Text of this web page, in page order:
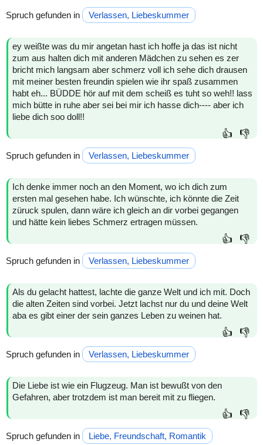
Spruch gefunden in Verlassen, Liebeskummer
ey weißte was du mir angetan hast ich hoffe ja das ist nicht
zum aus halten dich mit anderen Mädchen zu sehen es zer
bricht mich langsam aber schmerz voll ich sehe dich drausen
mit meiner besten freundin spielen wie ihr spaß zusammen
habt eh... BÜDDE hör auf mit dem scheiß es tuht so weh!! lass
mich bütte in ruhe aber sei bei mir ich hasse dich---- aber ich
liebe dich soo doll!!
👍 👎
Spruch gefunden in Verlassen, Liebeskummer
Ich denke immer noch an den Moment, wo ich dich zum
ersten mal gesehen habe. Ich wünschte, ich könnte die Zeit
züruck spulen, dann wäre ich gleich an dir vorbei gegangen
und hätte kein liebes Schmerz ertragen müssen.
👍 👎
Spruch gefunden in Verlassen, Liebeskummer
Als du gelacht hattest, lachte die ganze Welt und ich mit. Doch
die alten Zeiten sind vorbei. Jetzt lachst nur du und deine Welt
aba es gibt einer der sein ganzes Leben zu weinen hat.
👍 👎
Spruch gefunden in Verlassen, Liebeskummer
Die Liebe ist wie ein Flugzeug. Man ist bewußt von den
Gefahren, aber trotzdem ist man bereit mit zu fliegen.
👍 👎
Spruch gefunden in Liebe, Freundschaft, Romantik